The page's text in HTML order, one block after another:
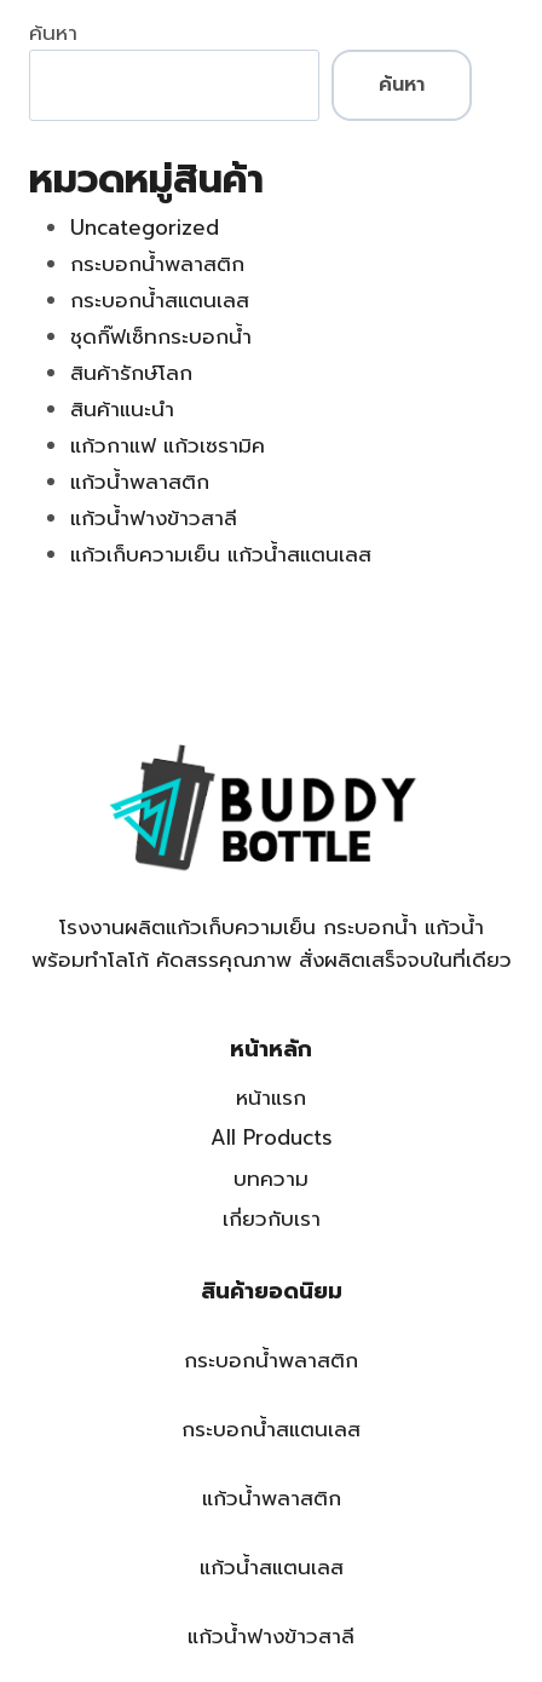
ค้นหา
ค้นหา
หมวดหมู่สินค้า
Uncategorized
กระบอกน้ำพลาสติก
กระบอกน้ำสแตนเลส
ชุดกิ๊ฟเซ็ทกระบอกน้ำ
สินค้ารักษ์โลก
สินค้าแนะนำ
แก้วกาแฟ แก้วเซรามิค
แก้วน้ำพลาสติก
แก้วน้ำฟางข้าวสาลี
แก้วเก็บความเย็น แก้วน้ำสแตนเลส
โรงงานผลิตแก้วเก็บความเย็น กระบอกน้ำ แก้วน้ำ
พร้อมทำโลโก้ คัดสรรคุณภาพ สั่งผลิตเสร็จจบในที่เดียว
หน้าหลัก
หน้าแรก
All Products
บทความ
เกี่ยวกับเรา
สินค้ายอดนิยม
กระบอกน้ำพลาสติก
กระบอกน้ำสแตนเลส
แก้วน้ำพลาสติก
แก้วน้ำสแตนเลส
แก้วน้ำฟางข้าวสาลี